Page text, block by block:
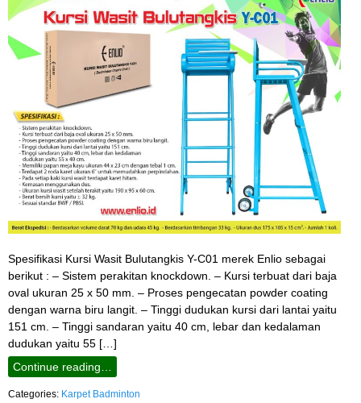
Spesifikasi Kursi Wasit Bulutangkis Y-C01 merek Enlio sebagai
berikut : – Sistem perakitan knockdown. – Kursi terbuat dari baja
oval ukuran 25 x 50 mm. – Proses pengecatan powder coating
dengan warna biru langit. – Tinggi dudukan kursi dari lantai yaitu
151 cm. – Tinggi sandaran yaitu 40 cm, lebar dan kedalaman
dudukan yaitu 55 […]
Continue reading…
Categories: Karpet Badminton